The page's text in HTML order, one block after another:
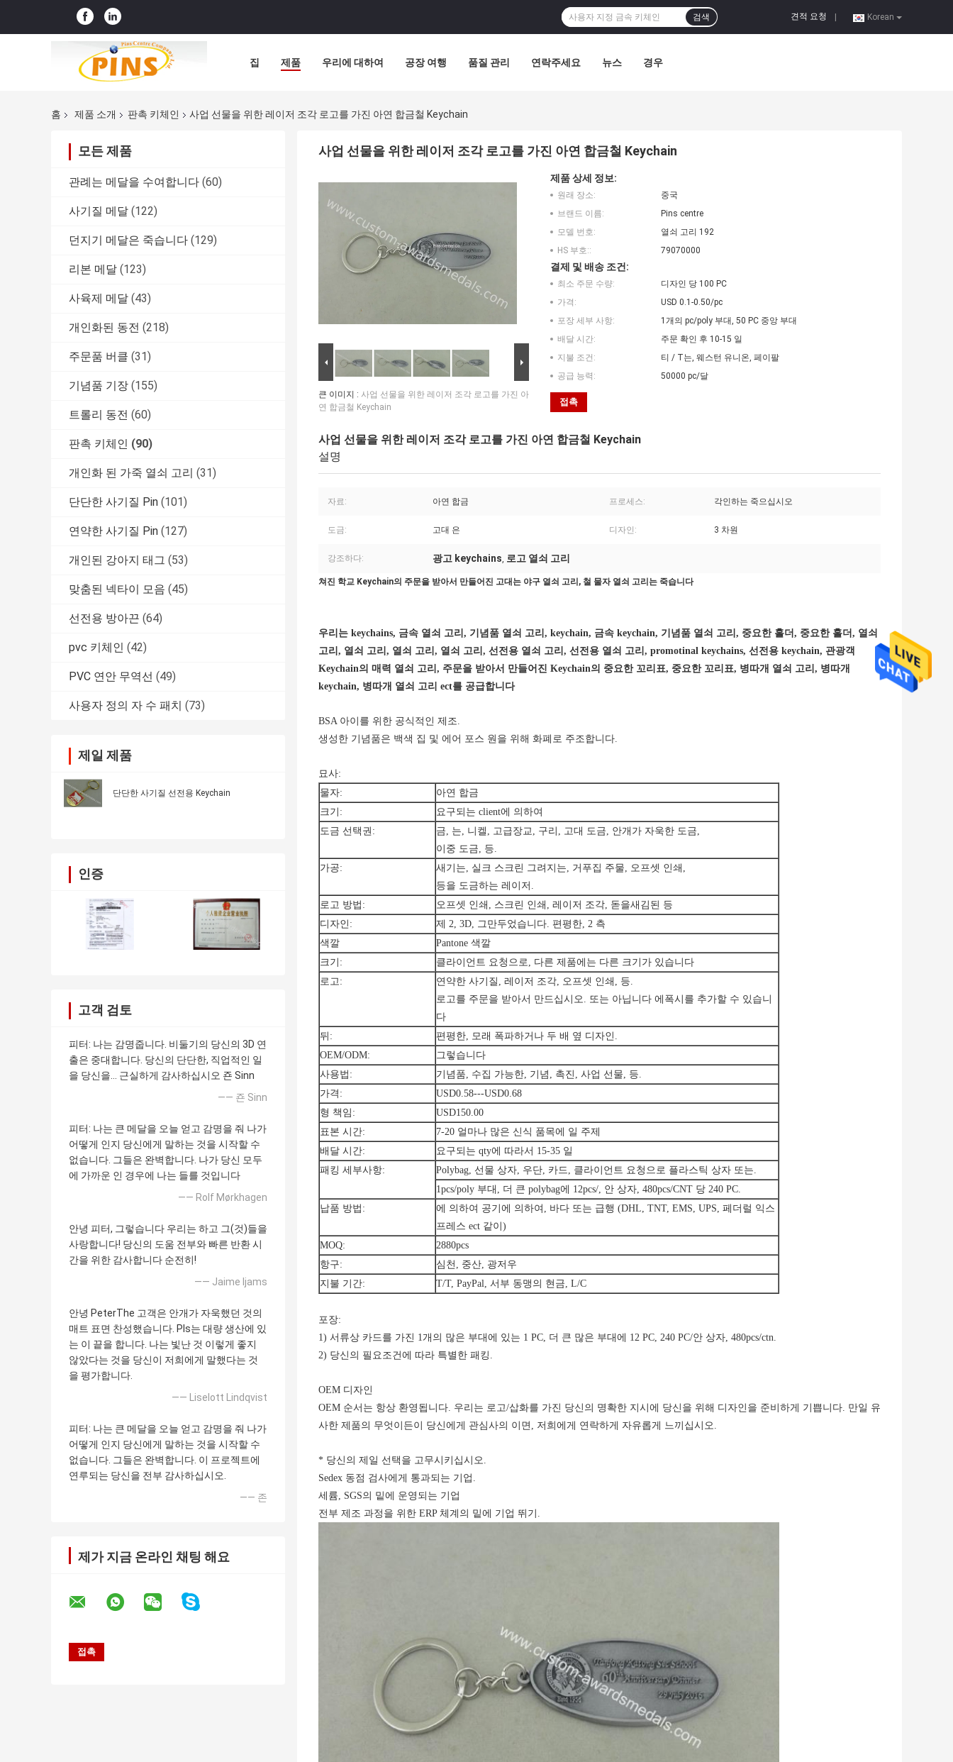
Korean
견적 요청
검색
집 제품 우리에 대하여 공장 여행 품질 관리 연락주세요 뉴스 경우
홈 제품 소개 판촉 키체인 사업 선물을 위한 레이저 조각 로고를 가진 아연 합금철 Keychain
모든 제품
관례는 메달을 수여합니다 (60)
사기질 메달 (122)
던지기 메달은 죽습니다 (129)
리본 메달 (123)
사육제 메달 (43)
개인화된 동전 (218)
주문품 버클 (31)
기념품 기장 (155)
트롤리 동전 (60)
판촉 키체인 (90)
개인화 된 가죽 열쇠 고리 (31)
단단한 사기질 Pin (101)
연약한 사기질 Pin (127)
개인된 강아지 태그 (53)
맞춤된 넥타이 모음 (45)
선전용 방아끈 (64)
pvc 키체인 (42)
PVC 연안 무역선 (49)
사용자 정의 자 수 패치 (73)
제일 제품
단단한 사기질 선전용 Keychain
인증
고객 검토
피터: 나는 감명줍니다. 비둘기의 당신의 3D 연
출은 중대합니다. 당신의 단단한, 직업적인 일
을 당신을… 근실하게 감사하십시오 죤 Sinn
—— 죤 Sinn
피터: 나는 큰 메달을 오늘 얻고 감명을 줘 나가
어떻게 인지 당신에게 말하는 것을 시작할 수
없습니다. 그들은 완벽합니다. 나가 당신 모두
에 가까운 인 경우에 나는 들를 것입니다
—— Rolf Mørkhagen
안녕 피터, 그렇습니다 우리는 하고 그(것)들을
사랑합니다! 당신의 도움 전부와 빠른 반환 시
간을 위한 감사합니다 순전히!
—— Jaime Ijams
안녕 PeterThe 고객은 안개가 자욱했던 것의
매트 표면 찬성했습니다. Pls는 대량 생산에 있
는 이 끝을 합니다. 나는 빛난 것 이렇게 좋지
않았다는 것을 당신이 저희에게 말했다는 것
을 평가합니다.
—— Liselott Lindqvist
피터: 나는 큰 메달을 오늘 얻고 감명을 줘 나가
어떻게 인지 당신에게 말하는 것을 시작할 수
없습니다. 그들은 완벽합니다. 이 프로젝트에
연루되는 당신을 전부 감사하십시오.
—— 존
제가 지금 온라인 채팅 해요
사업 선물을 위한 레이저 조각 로고를 가진 아연 합금철 Keychain
큰 이미지 : 사업 선물을 위한 레이저 조각 로고를 가진 아
연 합금철 Keychain
제품 상세 정보:
원래 장소:
중국
브랜드 이름:
Pins centre
모델 번호:
열쇠 고리 192
HS 부호::
79070000
결제 및 배송 조건:
최소 주문 수량:
디자인 당 100 PC
가격:
USD 0.1-0.50/pc
포장 세부 사항:
1개의 pc/poly 부대, 50 PC 중앙 부대
배달 시간:
주문 확인 후 10-15 일
지불 조건:
티 / T는, 웨스턴 유니온, 페이팔
공급 능력:
50000 pc/달
접촉
사업 선물을 위한 레이저 조각 로고를 가진 아연 합금철 Keychain
설명
자료: 아연 합금 프로세스: 각인하는 죽으십시오
도금: 고대 은 디자인: 3 차원
강조하다: 광고 keychains, 로고 열쇠 고리
쳐진 학교 Keychain의 주문을 받아서 만들어진 고대는 야구 열쇠 고리, 철 물자 열쇠 고리는 죽습니다
우리는 keychains, 금속 열쇠 고리, 기념품 열쇠 고리, keychain, 금속 keychain, 기념품 열쇠 고리, 중요한 홀더, 중요한 홀더, 열쇠
고리, 열쇠 고리, 열쇠 고리, 열쇠 고리, 선전용 열쇠 고리, 선전용 열쇠 고리, promotinal keychains, 선전용 keychain, 관광객
Keychain의 매력 열쇠 고리, 주문을 받아서 만들어진 Keychain의 중요한 꼬리표, 중요한 꼬리표, 병따개 열쇠 고리, 병따개
keychain, 병따개 열쇠 고리 ect를 공급합니다
BSA 아이를 위한 공식적인 제조.
생성한 기념품은 백색 집 및 에어 포스 원을 위해 화폐로 주조합니다.
묘사:
물자:
아연 합금
크기:
요구되는 client에 의하여
도금 선택권:
금, 는, 니켈, 고급장교, 구리, 고대 도금, 안개가 자욱한 도금,
이중 도금, 등.
가공:
새기는, 실크 스크린 그려지는, 거푸집 주물, 오프셋 인쇄,
등을 도금하는 레이저.
로고 방법:
오프셋 인쇄, 스크린 인쇄, 레이저 조각, 돋을새김된 등
디자인:
제 2, 3D, 그만두었습니다. 편평한, 2 측
색깔
Pantone 색깔
크기:
클라이언트 요청으로, 다른 제품에는 다른 크기가 있습니다
로고:
연약한 사기질, 레이저 조각, 오프셋 인쇄, 등.
로고를 주문을 받아서 만드십시오. 또는 아닙니다 에폭시를 추가할 수 있습니
다
뒤:
편평한, 모래 폭파하거나 두 배 옆 디자인.
OEM/ODM:
그렇습니다
사용법:
기념품, 수집 가능한, 기념, 촉진, 사업 선물, 등.
가격:
USD0.58---USD0.68
형 책임:
USD150.00
표본 시간:
7-20 얼마나 많은 신식 품목에 일 주제
배달 시간:
요구되는 qty에 따라서 15-35 일
패킹 세부사항:
Polybag, 선물 상자, 우단, 카드, 클라이언트 요청으로 플라스틱 상자 또는.
1pcs/poly 부대, 더 큰 polybag에 12pcs/, 안 상자, 480pcs/CNT 당 240 PC.
납품 방법:
에 의하여 공기에 의하여, 바다 또는 급행 (DHL, TNT, EMS, UPS, 페더럴 익스
프레스 ect 같이)
MOQ:
2880pcs
항구:
심천, 중산, 광저우
지불 기간:
T/T, PayPal, 서부 동맹의 현금, L/C
포장:
1) 서류상 카드를 가진 1개의 많은 부대에 있는 1 PC, 더 큰 많은 부대에 12 PC, 240 PC/안 상자, 480pcs/ctn.
2) 당신의 필요조건에 따라 특별한 패킹.
OEM 디자인
OEM 순서는 항상 환영됩니다. 우리는 로고/삽화를 가진 당신의 명확한 지시에 당신을 위해 디자인을 준비하게 기쁩니다. 만일 유
사한 제품의 무엇이든이 당신에게 관심사의 이면, 저희에게 연락하게 자유롭게 느끼십시오.
* 당신의 제일 선택을 고무시키십시오.
Sedex 동점 검사에게 통과되는 기업.
세륨, SGS의 밑에 운영되는 기업
전부 제조 과정을 위한 ERP 체계의 밑에 기업 뛰기.